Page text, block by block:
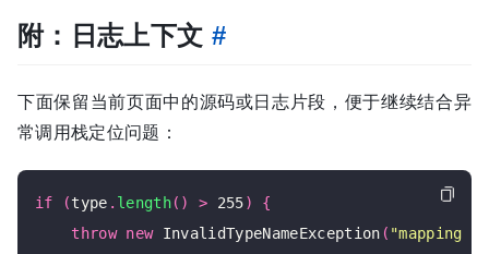
附：日志上下文 #
下面保留当前页面中的源码或日志片段，便于继续结合异
常调用栈定位问题：
if (type . length() > 255)
{
throw new InvalidTypeNameException ( "mapping